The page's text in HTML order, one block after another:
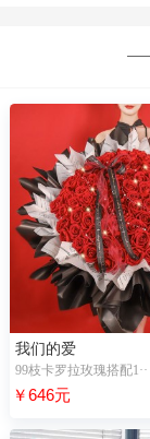
我们的爱
99枝卡罗拉玫瑰搭配1··
￥646元